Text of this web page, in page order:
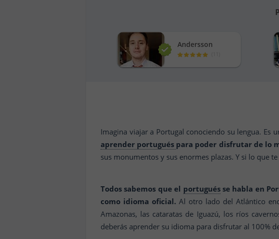
Andersson
Imagina viajar a Portugal conociendo su lengua. Es
aprender portugués para poder disfrutar de lo
sus monumentos y sus enormes plazas. Y si lo que
Todos sabemos que el portuguésse habla en
como idioma oficial.Al otro lado del Atlántico
Amazonas, las cataratas de Iguazú, los ríos
deberás aprender su idioma para disfrutar al 100%